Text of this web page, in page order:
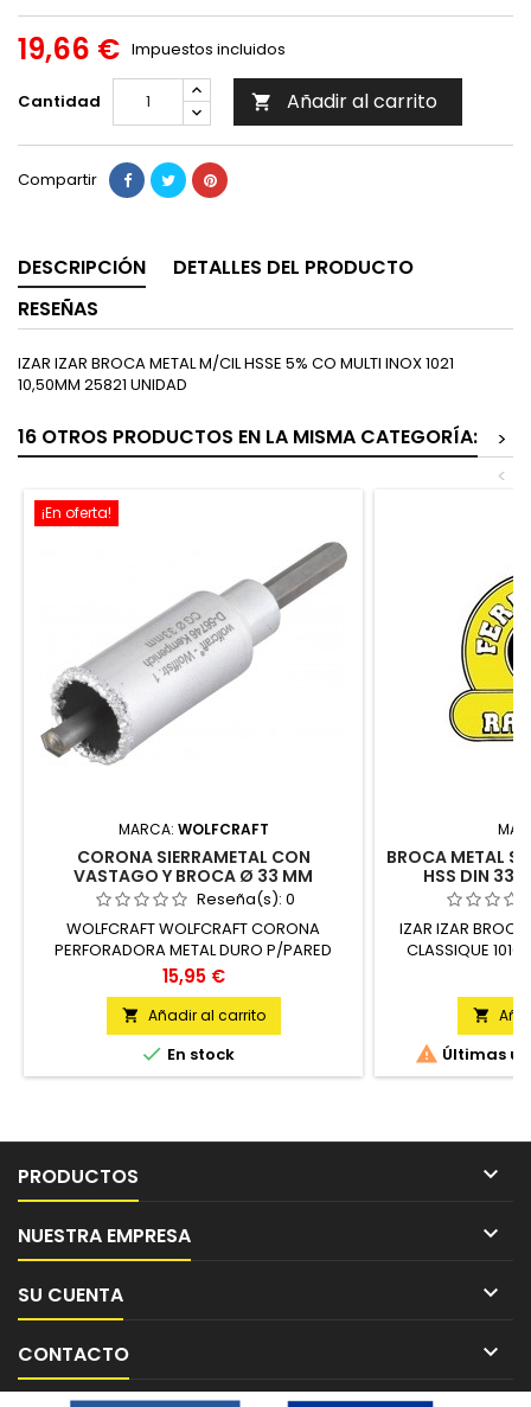
19,66 € Impuestos incluidos
Cantidad  Añadir al carrito
Compartir
DESCRIPCIÓN
DETALLES DEL PRODUCTO
RESEÑAS
IZAR IZAR BROCA METAL M/CIL HSSE 5% CO MULTI INOX 1021
10,50MM 25821 UNIDAD
16 OTROS PRODUCTOS EN LA MISMA CATEGORÍA:
>
<
¡En oferta!
MARCA: WOLFCRAFT
CORONA SIERRAMETAL CON
VASTAGO Y BROCA Ø 33 MM
WOLFCRAFT
Reseña(s): 0
WOLFCRAFT WOLFCRAFT CORONA
PERFORADORA METAL DURO P/PARED
33MM+ADAPTADOR+BROCA UNIDAD
Precio
15,95 €
 Añadir al carrito
 En stock
BROCA METAL
HSS DIN
IZAR IZAR
CLASSIQUE 1010

 Últimas
PRODUCTOS 
NUESTRA EMPRESA 
SU CUENTA 
CONTACTO 